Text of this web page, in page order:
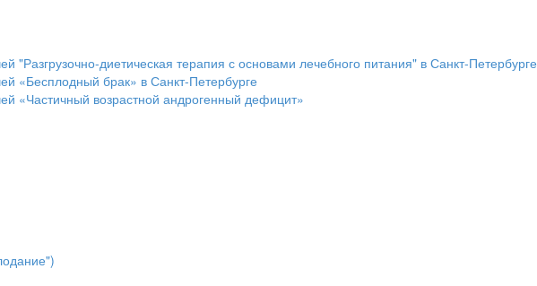
"Разгрузочно-диетическая терапия с основами лечебного питания" в Санкт-Петербурге
«Бесплодный брак» в Санкт-Петербурге
«Частичный возрастной андрогенный дефицит»